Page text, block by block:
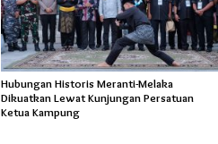
Hubungan Historis Meranti-Melaka
Dikuatkan Lewat Kunjungan Persatuan
Ketua Kampung